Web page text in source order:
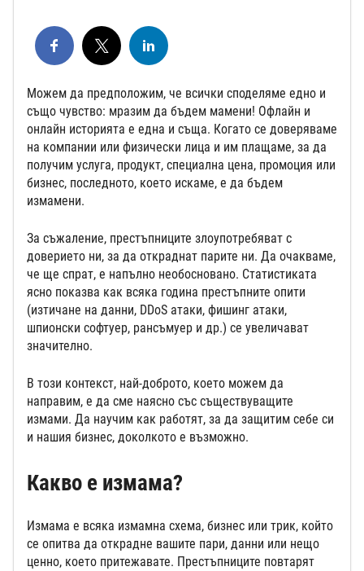
Можем да предположим, че всички споделяме едно и
също чувство: мразим да бъдем мамени! Офлайн и
онлайн историята е една и съща. Когато се доверяваме
на компании или физически лица и им плащаме, за да
получим услуга, продукт, специална цена, промоция или
бизнес, последното, което искаме, е да бъдем
измамени.
За съжаление, престъпниците злоупотребяват с
доверието ни, за да откраднат парите ни. Да очакваме,
че ще спрат, е напълно необосновано. Статистиката
ясно показва как всяка година престъпните опити
(изтичане на данни, DDoS атаки, фишинг атаки,
шпионски софтуер, рансъмуер и др.) се увеличават
значително.
В този контекст, най-доброто, което можем да
направим, е да сме наясно със съществуващите
измами. Да научим как работят, за да защитим себе си
и нашия бизнес, доколкото е възможно.
Какво е измама?
Измама е всяка измамна схема, бизнес или трик, който
се опитва да открадне вашите пари, данни или нещо
ценно, което притежавате. Престъпниците повтарят